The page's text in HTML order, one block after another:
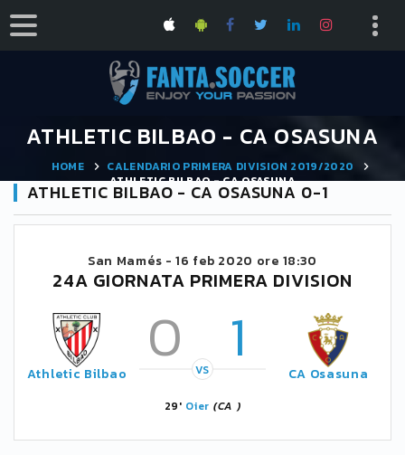
ATHLETIC BILBAO - CA OSASUNA
HOME
CALENDARIO PRIMERA DIVISION 2019/2020
ATHLETIC BILBAO - CA OSASUNA
ATHLETIC BILBAO - CA OSASUNA 0-1
San Mamés -16 feb 2020 ore 18:30
24A GIORNATA PRIMERA DIVISION
Athletic Bilbao 0 1
VS CA Osasuna
29' Oier (CA )